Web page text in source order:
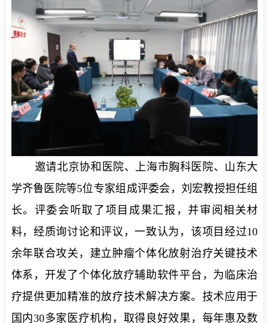
邀请北京协和医院、上海市胸科医院、山东大
学齐鲁医院等5位专家组成评委会，刘宏教授担任组
长。评委会听取了项目成果汇报，并审阅相关材
料，经质询讨论和评议，一致认为，该项目经过10
余年联合攻关，建立肿瘤个体化放射治疗关键技术
体系，开发了个体化放疗辅助软件平台，为临床治
疗提供更加精准的放疗技术解决方案。技术应用于
国内30多家医疗机构，取得良好效果，每年惠及数